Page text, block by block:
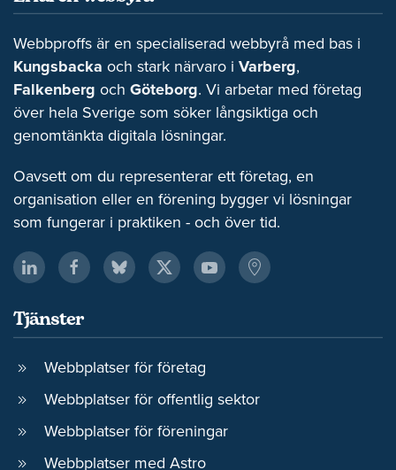
Webbproffs är en specialiserad webbyrå med bas i
Kungsbacka och stark närvaro i Varberg,
Falkenberg och Göteborg. Vi arbetar med företag
över hela Sverige som söker långsiktiga och
genomtänkta digitala lösningar.
Oavsett om du representerar ett företag, en
organisation eller en förening bygger vi lösningar
som fungerar i praktiken - och över tid.
Tjänster
Webbplatser för företag
Webbplatser för offentlig sektor
Webbplatser för föreningar
Webbplatser med Astro